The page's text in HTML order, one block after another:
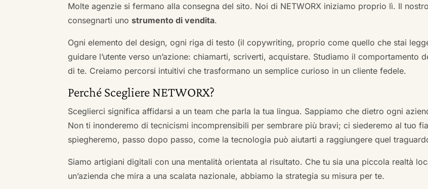
Molte agenzie si fermano alla consegna del sito. Noi di NETWORX iniziamo proprio lì. Il
consegnarti unostrumento di vendita.
Ogni elemento del design, ogni riga di testo (il copywriting, proprio come quello che stai
guidare l’utente verso un’azione: chiamarti, scriverti, acquistare. Studiamo il
di te. Creiamo percorsi intuitivi che trasformano un semplice curioso in un cliente fedele.
Perché Scegliere NETWORX?
Sceglierci significa affidarsi a un team che parla la tua lingua. Sappiamo che dietro ogni
Non ti inonderemo di tecnicismi incomprensibili per sembrare più bravi; ci siederemo al tuo
spiegheremo, passo dopo passo, come la tecnologia può aiutarti a raggiungere quel
Siamo artigiani digitali con una mentalità orientata al risultato. Che tu sia una piccola realtà
un’azienda che mira a una scalata nazionale, abbiamo la strategia su misura per te.